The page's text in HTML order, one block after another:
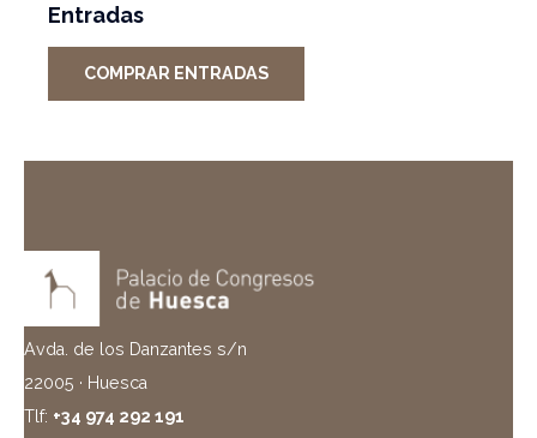
Entradas
COMPRAR ENTRADAS
Avda. de los Danzantes s/n
22005 · Huesca
Tlf: +34 974 292 191